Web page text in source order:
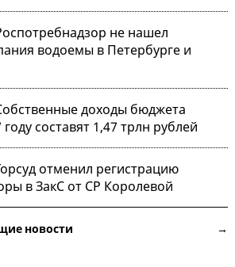
не нашел
водоемы в Петербурге и
доходы бюджета
составят 1,47 трлн рублей
отменил регистрацию
в ЗакС от СР Королевой
новости →